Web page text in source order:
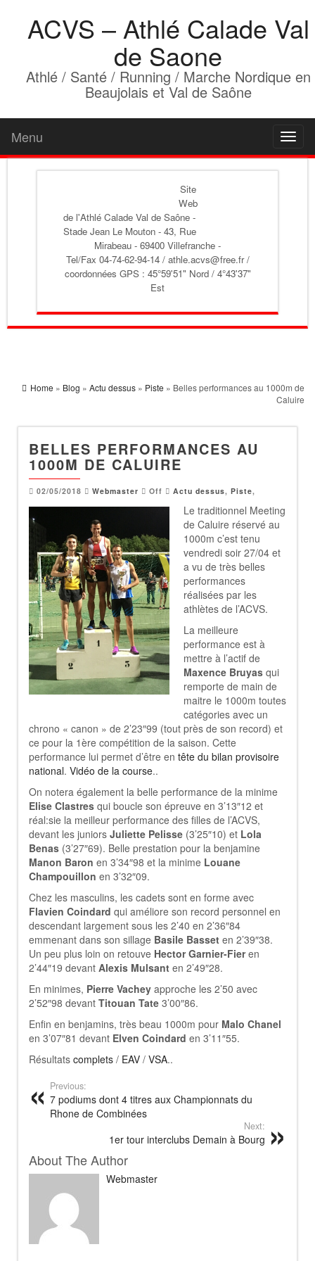
ACVS – Athlé Calade Val
de Saone
Athlé / Santé / Running / Marche Nordique en
Beaujolais et Val de Saône
Menu
Site
Web
de l'Athlé Calade Val de Saône -
Stade Jean Le Mouton - 43, Rue
Mirabeau - 69400 Villefranche -
Tel/Fax 04-74-62-94-14 / athle.acvs@free.fr /
coordonnées GPS : 45°59'51" Nord / 4°43'37"
Est
Home » Blog » Actu dessus » Piste » Belles performances au 1000m de
Caluire
BELLES PERFORMANCES AU
1000M DE CALUIRE
02/05/2018 Webmaster Off Actu dessus, Piste,
Le traditionnel Meeting
de Caluire réservé au
1000m c’est tenu
vendredi soir 27/04 et
a vu de très belles
performances
réalisées par les
athlètes de l’ACVS.
La meilleure
performance est à
mettre à l’actif de
Maxence Bruyas qui
remporte de main de
maitre le 1000m toutes
catégories avec un
chrono « canon » de 2’23″99 (tout près de son record) et
ce pour la 1ère compétition de la saison. Cette
performance lui permet d’être en tête du bilan provisoire
national. Vidéo de la course..
On notera également la belle performance de la minime
Elise Clastres qui boucle son épreuve en 3’13″12 et
réal:sie la meilleur performance des filles de l’ACVS,
devant les juniors Juliette Pelisse (3’25″10) et Lola
Benas (3’27″69). Belle prestation pour la benjamine
Manon Baron en 3’34″98 et la minime Louane
Champouillon en 3’32″09.
Chez les masculins, les cadets sont en forme avec
Flavien Coindard qui améliore son record personnel en
descendant largement sous les 2’40 en 2’36″84
emmenant dans son sillage Basile Basset en 2’39″38.
Un peu plus loin on retouve Hector Garnier-Fieren
2’44″19 devant Alexis Mulsant en 2’49″28.
En minimes, Pierre Vachey approche les 2’50 avec
2’52″98 devant Titouan Tate 3’00″86.
Enfin en benjamins, très beau 1000m pour Malo Chanel
en 3’07″81 devant Elven Coindard en 3’11″55.
Résultats complets / EAV / VSA..
Previous:
7 podiums dont 4 titres aux Championnats du
Rhone de Combinées
Next:
1er tour interclubs Demain à Bourg
About The Author
Webmaster